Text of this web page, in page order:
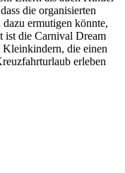
die organisierten
ermutigen könnte,
ist die Carnival Dream
die einen
erleben